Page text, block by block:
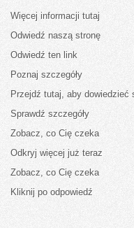
Więcej informacji tutaj
Odwiedź naszą stronę
Odwiedź ten link
Poznaj szczegóły
Przejdź tutaj, aby dowiedzieć
Sprawdź szczegóły
Zobacz, co Cię czeka
Odkryj więcej już teraz
Zobacz, co Cię czeka
Kliknij po odpowiedź